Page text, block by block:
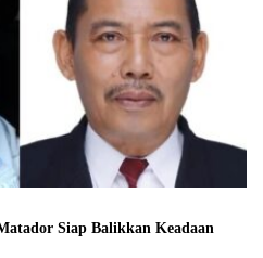
Siap Balikkan Keadaan